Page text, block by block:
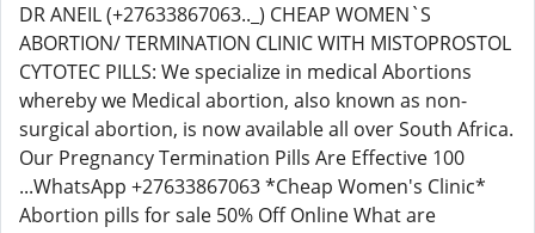
DR ANEIL (+27633867063.._) CHEAP WOMEN`S
ABORTION/ TERMINATION CLINIC WITH MISTOPROSTOL
CYTOTEC PILLS: We specialize in medical Abortions
whereby we Medical abortion, also known as non-
surgical abortion, is now available all over South Africa.
Our Pregnancy Termination Pills Are Effective 100
...WhatsApp +27633867063 *Cheap Women's Clinic*
Abortion pills for sale 50% Off Online What are